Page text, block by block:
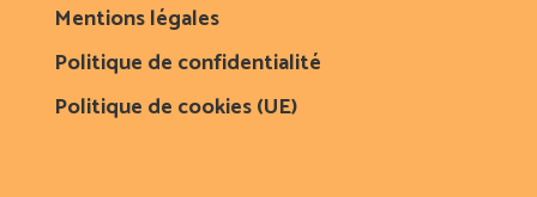
Mentions légales
Politique de confidentialité
Politique de cookies (UE)